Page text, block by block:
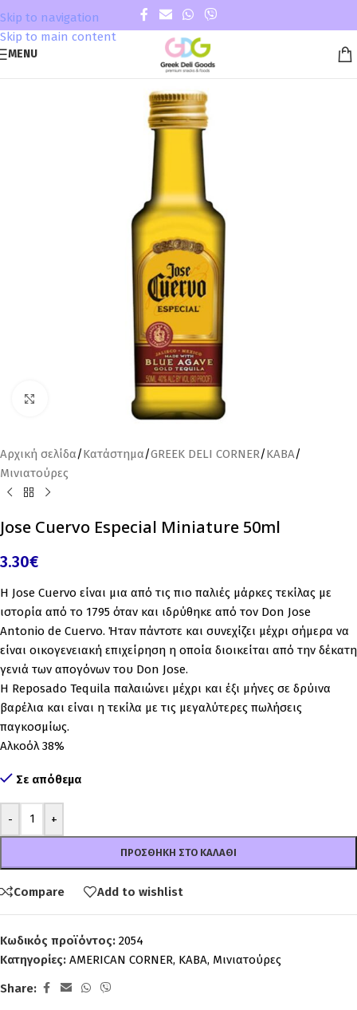
Skip to navigation
Skip to main content
MENU
Αρχική σελίδα/Κατάστημα/GREEK DELI CORNER/ΚΑΒΑ/
Μινιατούρες
Jose Cuervo Especial Miniature 50ml
3.30€
H Jose Cuervo είναι μια από τις πιο παλιές μάρκες τεκίλας με
ιστορία από το 1795 όταν και ιδρύθηκε από τον Don Jose
Antonio de Cuervo. Ήταν πάντοτε και συνεχίζει μέχρι σήμερα να
είναι οικογενειακή επιχείρηση η οποία διοικείται από την δέκατη
γενιά των απογόνων του Don Jose.
Η Reposado Tequila παλαιώνει μέχρι και έξι μήνες σε δρύινα
βαρέλια και είναι η τεκίλα με τις μεγαλύτερες πωλήσεις
παγκοσμίως.
Αλκοόλ 38%
Σε απόθεμα
- +
ΠΡΟΣΘΉΚΗ ΣΤΟ ΚΑΛΆΘΙ
Compare Add to wishlist
Κωδικός προϊόντος: 2054
Κατηγορίες: AMERICAN CORNER, ΚΑΒΑ, Μινιατούρες
Share: